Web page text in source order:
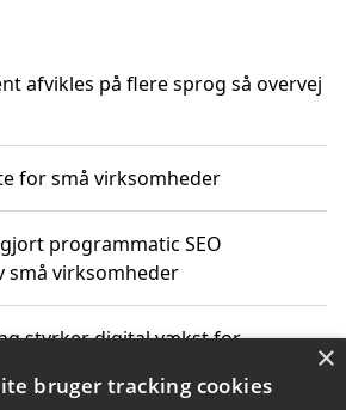
afvikles på flere sprog så overvej
for små virksomheder
programmatic SEO
små virksomheder
styrker digital vækst for
×
bruger tracking cookies